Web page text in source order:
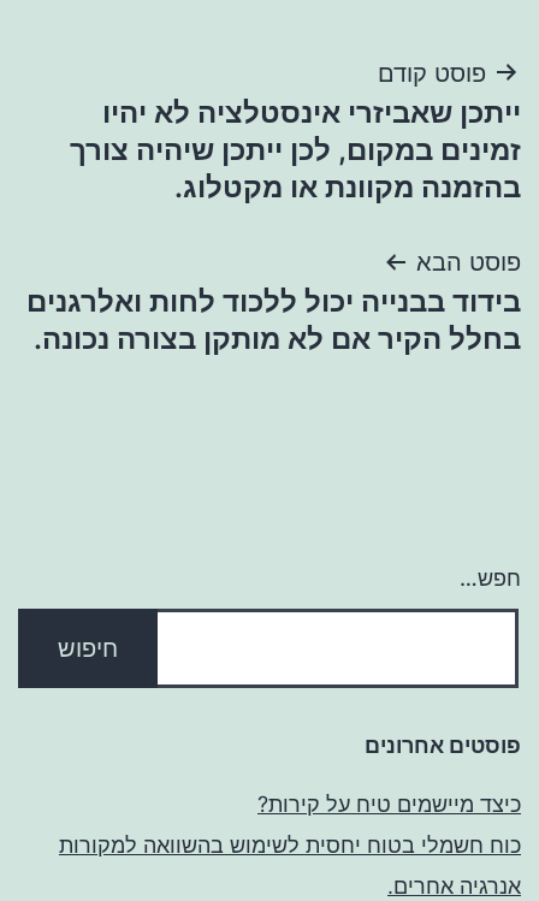
ניווט
פוסט קודם
ייתכן שאביזרי אינסטלציה לא יהיו
זמינים במקום, לכן ייתכן שיהיה צורך
בהזמנה מקוונת או מקטלוג.
פוסט הבא
בידוד בבנייה יכול ללכוד לחות ואלרגנים
בחלל הקיר אם לא מותקן בצורה נכונה.
חפש…
פוסטים אחרונים
כיצד מיישמים טיח על קירות?
כוח חשמלי בטוח יחסית לשימוש בהשוואה למקורות
אנרגיה אחרים.